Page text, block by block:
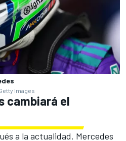
Images
cambiará el
a la actualidad. Mercedes